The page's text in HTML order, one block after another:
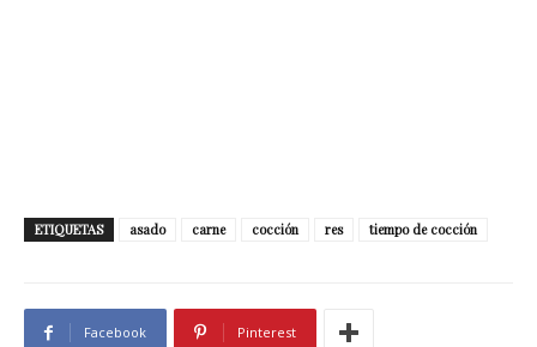
ETIQUETAS asado carne cocción res tiempo de cocción
Facebook Pinterest